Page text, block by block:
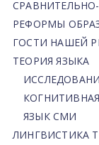
РЕФОРМЫ
ГОСТИ НАШЕЙ
ТЕОРИЯ ЯЗЫКА
ЯЗЫК СМИ
ЛИНГВИСТИКА